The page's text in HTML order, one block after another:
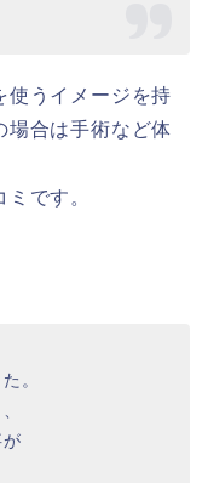
使うイメージを持
場合は手術など体
です。
。